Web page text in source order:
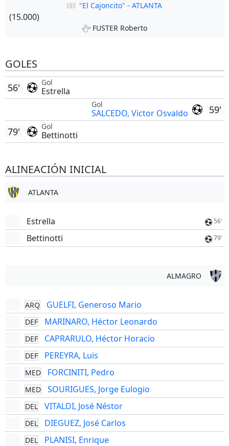
"El Cajoncito" - ATLANTA
(15.000)
FUSTER Roberto
GOLES
Gol
Estrella
56'
59'
Gol
SALCEDO, Victor Osvaldo
Gol
Bettinotti
79'
ALINEACIÓN INICIAL
ATLANTA
Estrella 56'
Bettinotti 79'
ALMAGRO
ARQ GUELFI, Generoso Mario
DEF MARINARO, Héctor Leonardo
DEF CAPRARULO, Héctor Horacio
DEF PEREYRA, Luis
MED FORCINITI, Pedro
MED SOURIGUES, Jorge Eulogio
DEL VITALDI, José Néstor
DEL DIEGUEZ, José Carlos
DEL PLANISI, Enrique